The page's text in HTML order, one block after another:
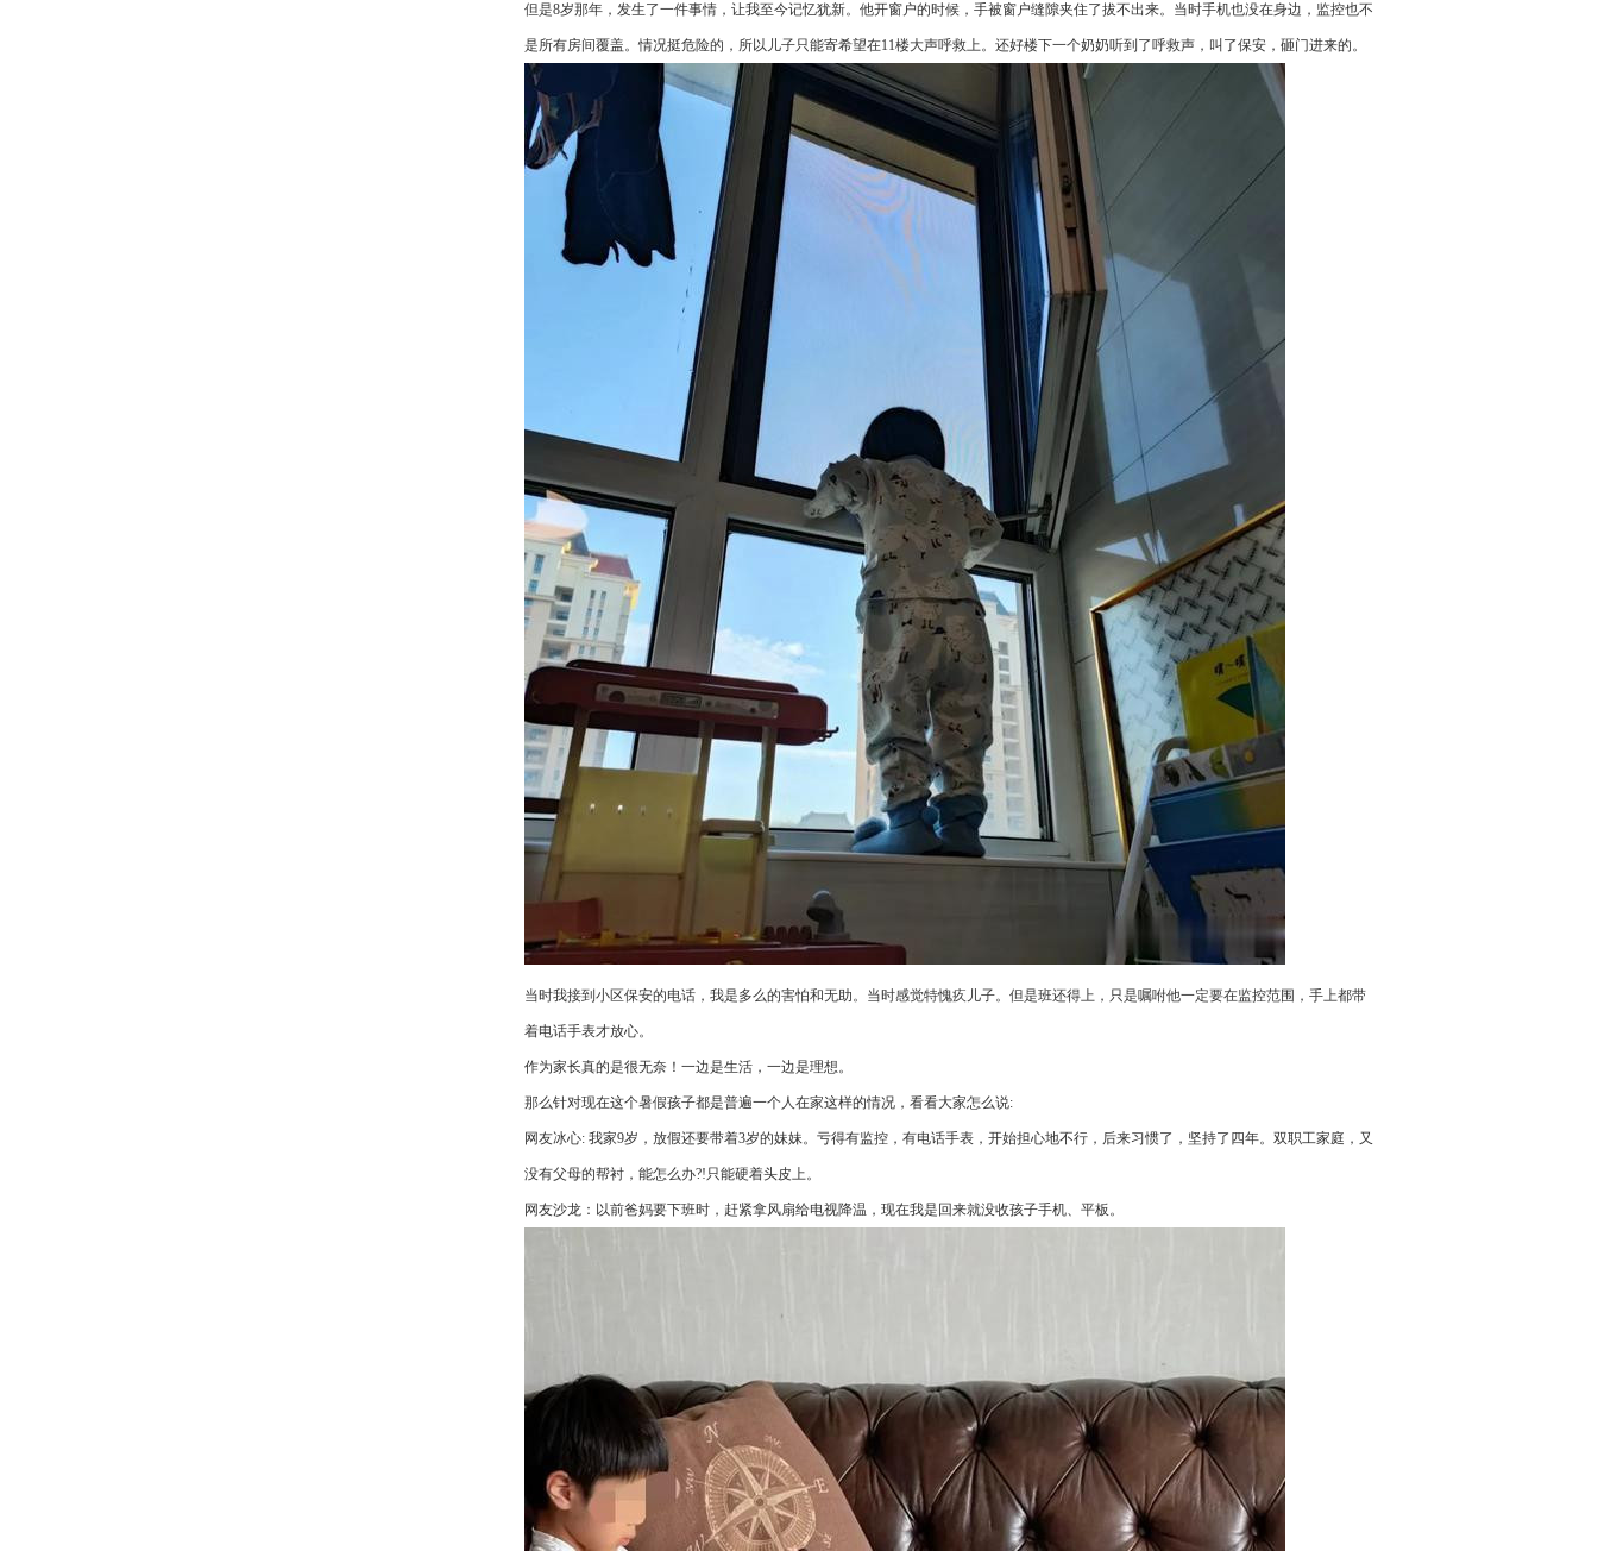
但是8岁那年，发生了一件事情，让我至今记忆犹新。他开窗户的时候，手被窗户缝隙夹住了拔不出来。当时手机也没在身边，监控也不
是所有房间覆盖。情况挺危险的，所以儿子只能寄希望在11楼大声呼救上。还好楼下一个奶奶听到了呼救声，叫了保安，砸门进来的。
当时我接到小区保安的电话，我是多么的害怕和无助。当时感觉特愧疚儿子。但是班还得上，只是嘱咐他一定要在监控范围，手上都带
着电话手表才放心。
作为家长真的是很无奈！一边‬是‬生活‬，一边是‬理想‬。
那么针对现在这个暑假孩子都是普遍一个人在家这样的情况，看看大家怎么说:
网友冰心: 我家9岁，放假还要带着3岁的妹妹。亏得有监控，有电话手表，开始担心地不行，后来习惯了，坚持了四年。双职工家庭，又
没有父母的帮衬，能怎么办?!只能硬着头皮上。
网友沙龙：以前爸妈要下班时，赶紧拿风扇给电视降温，现在我是回来就没收孩子手机、平板。